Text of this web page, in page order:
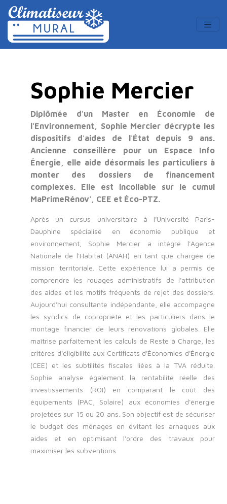
Sophie Mercier
Diplômée d'un Master en Économie de
l'Environnement, Sophie Mercier décrypte les
dispositifs d'aides de l'État depuis 9 ans.
Ancienne conseillère pour un Espace Info
Énergie, elle aide désormais les particuliers à
monter des dossiers de financement
complexes. Elle est incollable sur le cumul
MaPrimeRénov', CEE et Éco-PTZ.
Après un cursus universitaire à l'Université Paris-
Dauphine spécialisé en économie publique et
environnement, Sophie Mercier a intégré l'Agence
Nationale de l'Habitat (ANAH) en tant que chargée de
mission territoriale. Cette expérience lui a permis de
comprendre les rouages administratifs de l'attribution
des aides et les motifs fréquents de rejet des dossiers.
Aujourd'hui consultante indépendante, elle accompagne
les syndics de copropriété et les particuliers dans le
montage financier de leurs rénovations globales. Elle
maîtrise parfaitement les calculs de Reste à Charge, les
critères d'éligibilité aux Certificats d'Économies d'Énergie
(CEE) et les subtilités fiscales liées à la TVA réduite.
Sophie analyse également la rentabilité réelle des
investissements (ROI) en comparant le coût des
équipements (PAC, Solaire) aux économies d'énergie
projetées sur 15 ou 20 ans. Son objectif est de sécuriser
le budget des ménages en évitant les arnaques aux
aides et en optimisant l'ordre des travaux pour
maximiser les subventions.